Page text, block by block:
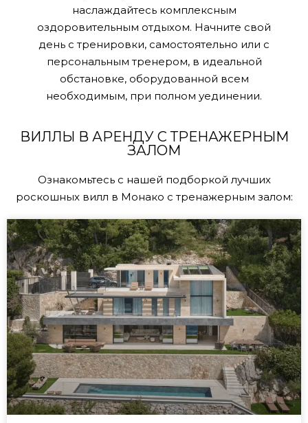
наслаждайтесь комплексным
оздоровительным отдыхом. Начните свой
день с тренировки, самостоятельно или с
персональным тренером, в идеальной
обстановке, оборудованной всем
необходимым, при полном уединении.
ВИЛЛЫ В АРЕНДУ С ТРЕНАЖЕРНЫМ
ЗАЛОМ
Ознакомьтесь с нашей подборкой лучших
роскошных вилл в Монако с тренажерным залом: